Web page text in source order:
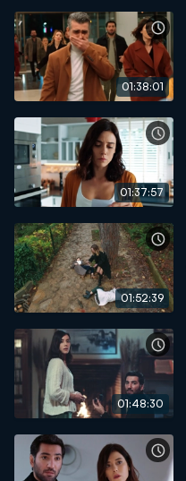
01:38:01
01:37:57
01:52:39
01:48:30